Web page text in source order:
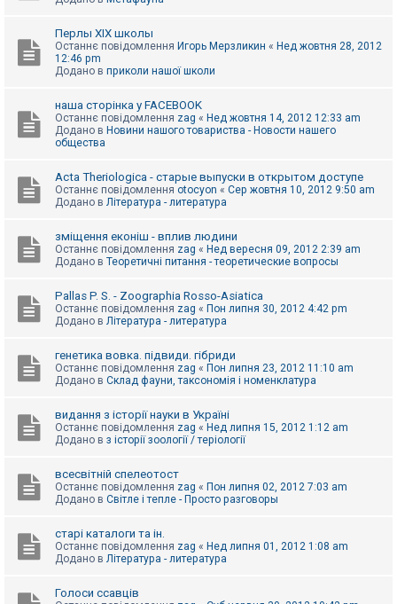
Перлы ХІХ школы
Останнє повідомлення Игорь Мерзликин « Нед жовтня 28, 2012
12:46 pm
Додано в приколи нашої школи
наша сторінка у FACEBOOK
Останнє повідомлення zag « Нед жовтня 14, 2012 12:33 am
Додано в Новини нашого товариства - Новости нашего
общества
Acta Theriologica - старые выпуски в открытом доступе
Останнє повідомлення otocyon « Сер жовтня 10, 2012 9:50 am
Додано в Література - литература
зміщення еконіш - вплив людини
Останнє повідомлення zag « Нед вересня 09, 2012 2:39 am
Додано в Теоретичні питання - теоретические вопросы
Pallas P. S. - Zoographia Rosso-Asiatica
Останнє повідомлення zag « Пон липня 30, 2012 4:42 pm
Додано в Література - литература
генетика вовка. підвиди. гібриди
Останнє повідомлення zag « Пон липня 23, 2012 11:10 am
Додано в Склад фауни, таксономія і номенклатура
видання з історії науки в Україні
Останнє повідомлення zag « Нед липня 15, 2012 1:12 am
Додано в з історії зоології / теріології
всесвітній спелеотост
Останнє повідомлення zag « Пон липня 02, 2012 7:03 am
Додано в Світле і тепле - Просто разговоры
старі каталоги та ін.
Останнє повідомлення zag « Нед липня 01, 2012 1:08 am
Додано в Література - литература
Голоси ссавців